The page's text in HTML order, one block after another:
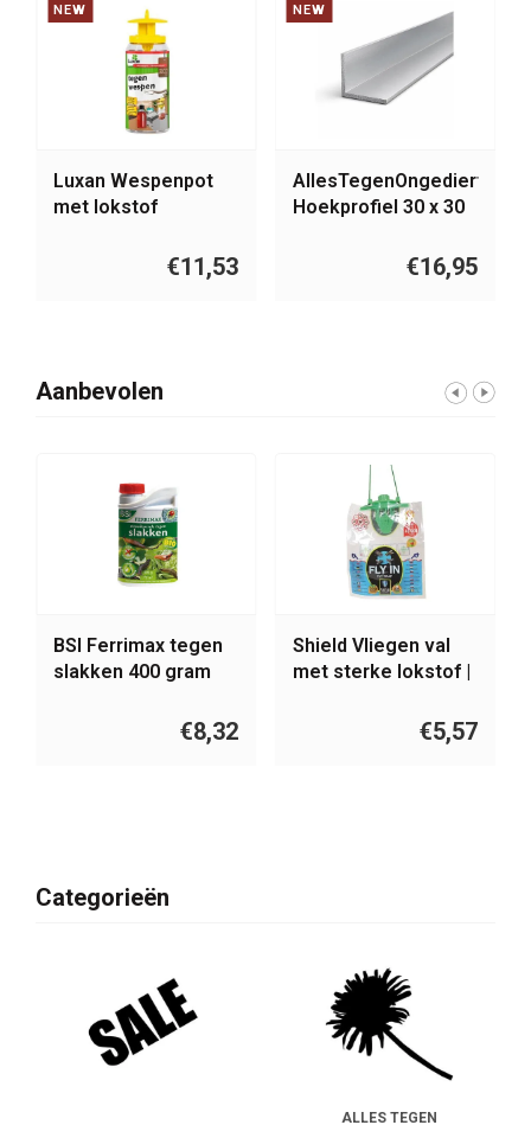
NEW
Luxan Wespenpot
met lokstof
€11,53
NEW
AllesTegenOngedierte.nl
Hoekprofiel 30 x 30
aluminium | lengte
€16,95
Aanbevolen
BSI Ferrimax tegen
slakken 400 gram
€8,32
Shield Vliegen val
met sterke lokstof |
vangt tot 40.000€5,57
Categorieën
ALLES TEGEN